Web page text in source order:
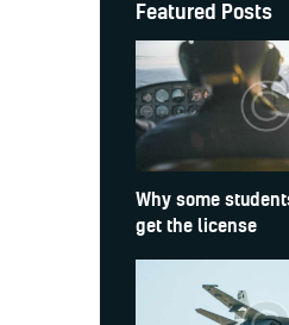
Featured Posts
Why some
get the license